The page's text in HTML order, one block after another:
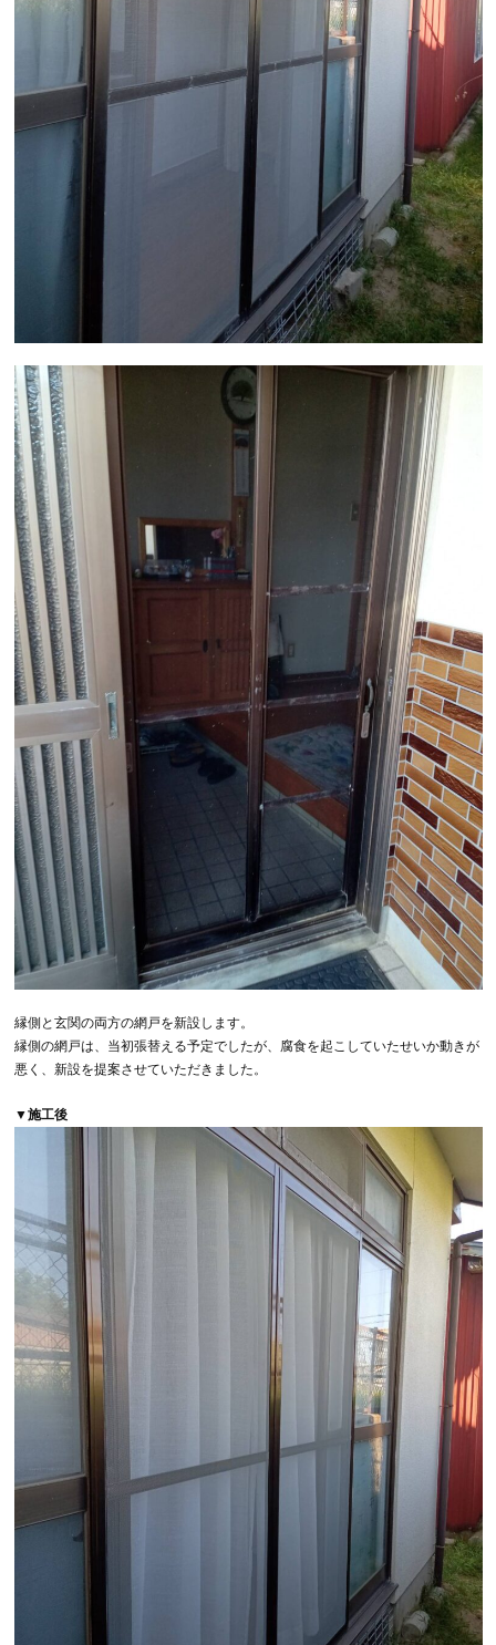
縁側と玄関の両方の網戸を新設します。
縁側の網戸は、当初張替える予定でしたが、腐食を起こしていたせいか動きが
悪く、新設を提案させていただきました。
▼施工後